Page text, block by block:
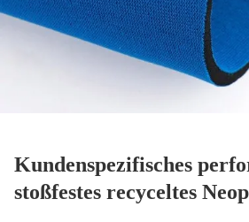
Kundenspezifisches
stoßfestes recyceltes